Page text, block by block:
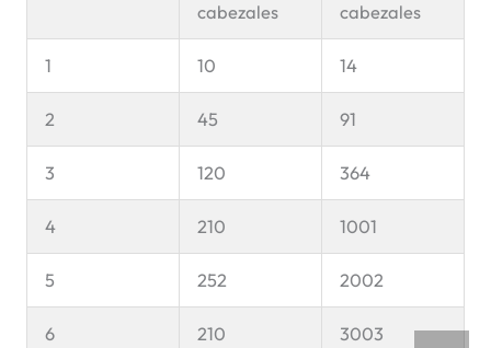
cabezales
cabezales
1 10 14
2 45 91
3 120 364
4 210 1001
5 252 2002
6 210 3003